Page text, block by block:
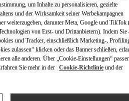
10:00 AM-7:00 PM
10:00 AM-7:00 PM
10:00 AM-7:00 PM
10:00 AM- 7:00 PM
10:00 AM-9:00 PM
9:00 AM-7:00 PM
um Inhalte zu personalisieren, gezielte
und der Wirksamkeit seiner Werbekampagnen
weiterzugeben, darunter Meta, Google und TikTok
von Erst- und Drittanbietern). Indem Sie
und Tracker, einschließlich Marketing-,
zulassen“ klicken oder das Banner schließen,
alle anderen. Über „Cookie-Einstellungen“
Sie mehr in der Cookie-Richtlinie und der